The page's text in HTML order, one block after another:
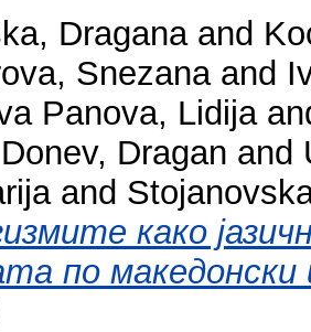
Draganaand
Snezanaand
Panova, Lidija
Donev, Dragan and
and
како
по македонски